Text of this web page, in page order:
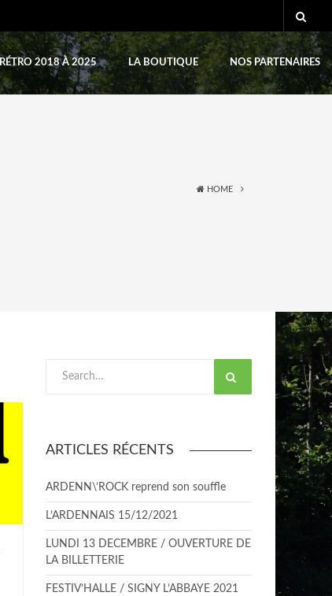
RÉTRO 2018 À 2025 LA BOUTIQUE NOS PARTENAIRES
HOME
ARTICLES RÉCENTS
ARDENN\’ROCK reprend son souffle
L’ARDENNAIS 15/12/2021
LUNDI 13 DECEMBRE / OUVERTURE DE
LA BILLETTERIE
FESTIV’HALLE / SIGNY L’ABBAYE 2021